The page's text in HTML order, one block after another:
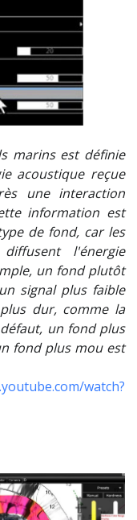
marins est définie
acoustique reçue
une interaction
information est
de fond, car les
l'énergie
un fond plutôt
signal plus faible
dur, comme la
un fond plus
fond plus mou est
watch?